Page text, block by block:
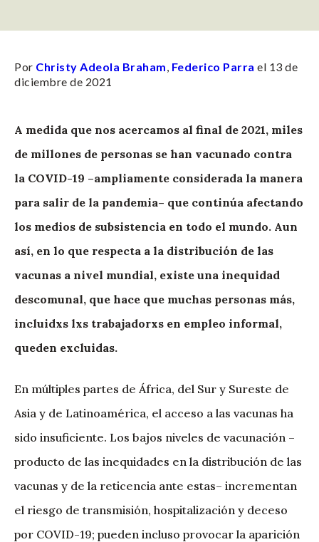
Por Christy Adeola Braham, Federico Parra el 13 de
diciembre de 2021
A medida que nos acercamos al final de 2021, miles
de millones de personas se han vacunado contra
la COVID-19 –ampliamente considerada la manera
para salir de la pandemia– que continúa afectando
los medios de subsistencia en todo el mundo. Aun
así, en lo que respecta a la distribución de las
vacunas a nivel mundial, existe una inequidad
descomunal, que hace que muchas personas más,
incluidxs lxs trabajadorxs en empleo informal,
queden excluidas.
En múltiples partes de África, del Sur y Sureste de
Asia y de Latinoamérica, el acceso a las vacunas ha
sido insuficiente. Los bajos niveles de vacunación –
producto de las inequidades en la distribución de las
vacunas y de la reticencia ante estas– incrementan
el riesgo de transmisión, hospitalización y deceso
por COVID-19; pueden incluso provocar la aparición